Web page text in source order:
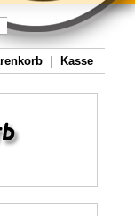
Kasse